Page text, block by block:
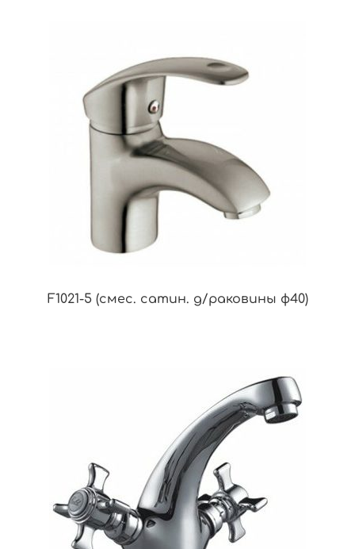
F1021-5 (смес. сатин. д/раковины ф40)